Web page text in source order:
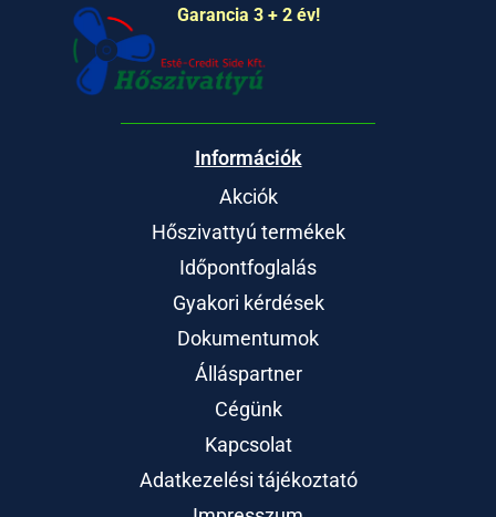
Garancia 3 + 2 év!
Információk
Akciók
Hőszivattyú termékek
Időpontfoglalás
Gyakori kérdések
Dokumentumok
Álláspartner
Cégünk
Kapcsolat
Adatkezelési tájékoztató